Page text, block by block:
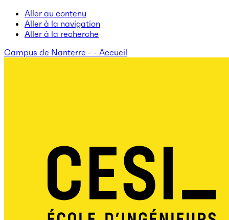
Aller au contenu
Aller à la navigation
Aller à la recherche
Campus de Nanterre - - Accueil